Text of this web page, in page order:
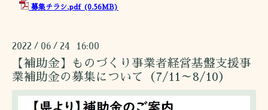
募集チラシ.pdf(0.56MB)
2022 / 06 / 24 16:00
【補助金】ものづくり事業者経営基盤支援事
業補助金の募集について（7/11～8/10）